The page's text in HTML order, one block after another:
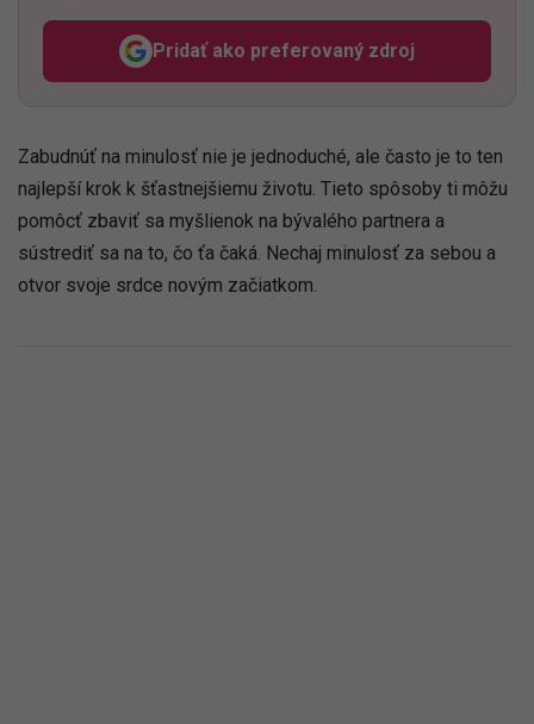
Pridať ako preferovaný zdroj
Odzadu, odkaz sa otvorí v
Zabudnúť na minulosť nie je jednoduché, ale často je to ten
najlepší krok k šťastnejšiemu životu. Tieto spôsoby ti môžu
pomôcť zbaviť sa myšlienok na bývalého partnera a
sústrediť sa na to, čo ťa čaká. Nechaj minulosť za sebou a
otvor svoje srdce novým začiatkom.